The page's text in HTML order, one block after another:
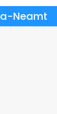
Neamt